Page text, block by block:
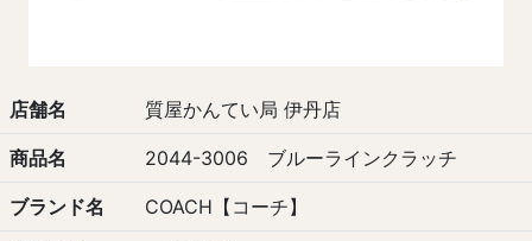
店舗名 質屋かんてい局 伊丹店
商品名 2044-3006 ブルーラインクラッチ
ブランド名 COACH【コーチ】